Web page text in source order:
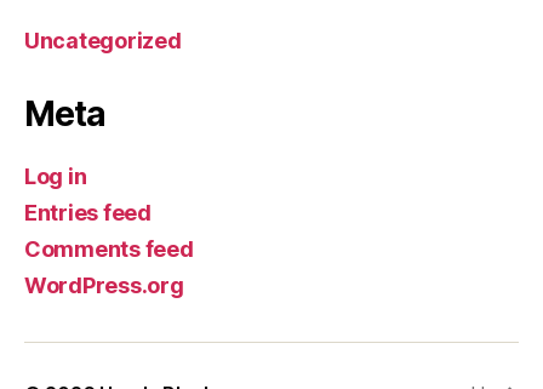
Uncategorized
Meta
Log in
Entries feed
Comments feed
WordPress.org